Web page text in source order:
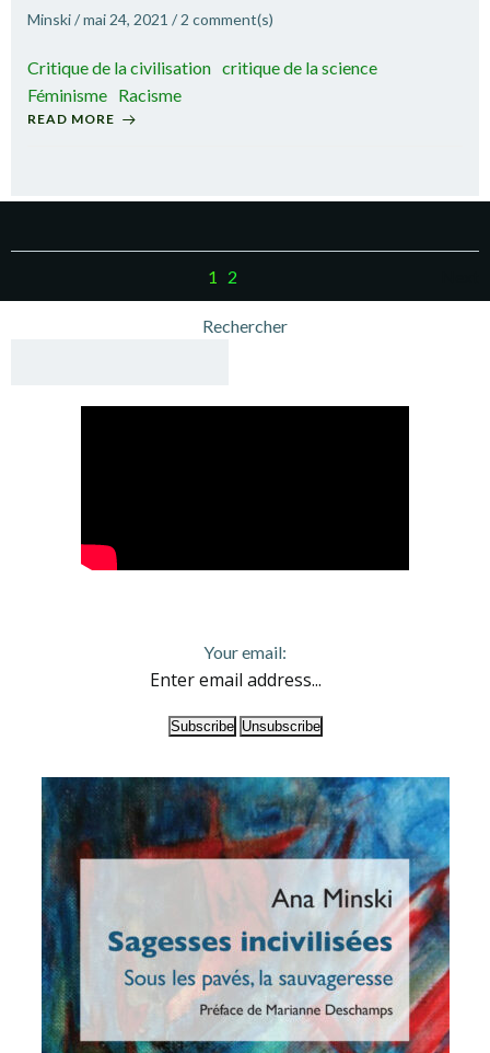
Minski/mai 24, 2021 / 2 comment(s)
Critique de la civilisation critique de la science
Féminisme Racisme
READ MORE
navigation
Page
1 Page
2
Rechercher
Your email: